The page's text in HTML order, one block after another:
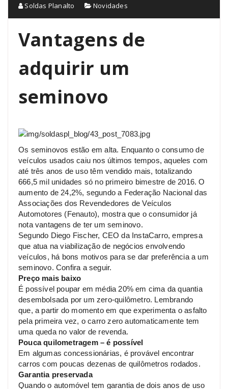
Soldas Planalto Novidades
Vantagens de
adquirir um
seminovo
Os seminovos estão em alta. Enquanto o consumo de
veículos usados caiu nos últimos tempos, aqueles com
até três anos de uso têm vendido mais, totalizando
666,5 mil unidades só no primeiro bimestre de 2016. O
aumento de 24,2%, segundo a Federação Nacional das
Associações dos Revendedores de Veículos
Automotores (Fenauto), mostra que o consumidor já
nota vantagens de ter um seminovo.
Segundo Diego Fischer, CEO da InstaCarro, empresa
que atua na viabilização de negócios envolvendo
veículos, há bons motivos para se dar preferência a um
seminovo. Confira a seguir.
Preço mais baixo
É possível poupar em média 20% em cima da quantia
desembolsada por um zero-quilômetro. Lembrando
que, a partir do momento em que experimenta o asfalto
pela primeira vez, o carro zero automaticamente tem
uma queda no valor de revenda.
Pouca quilometragem – é possível
Em algumas concessionárias, é provável encontrar
carros com poucas dezenas de quilômetros rodados.
Garantia preservada
Quando o automóvel tem garantia de dois anos de uso